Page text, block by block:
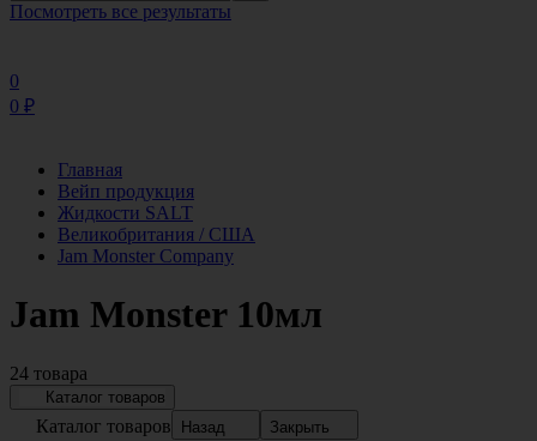
Посмотреть все результаты
0
0 ₽
Главная
Вейп продукция
Жидкости SALT
Великобритания / США
Jam Monster Company
Jam Monster 10мл
24 товара
Каталог товаров
Каталог товаров Назад Закрыть